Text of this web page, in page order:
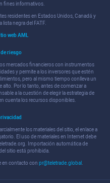
fines informativos.
residentes en Estados Unidos, Canadá y
negra del FATF.
web AML
riesgo
mercados financieros con instrumentos
y permite a los inversores que estén
pero al mismo tiempo conlleva un
Por lo tanto, antes de comenzar a
a la cuestión de elegir la estrategia de
cuenta los recursos disponibles.
los materiales del sitio, el enlace a
El uso de materiales en Internet debe
Importación automática de
sitio está prohibida.
en contacto con pr@teletrade.global